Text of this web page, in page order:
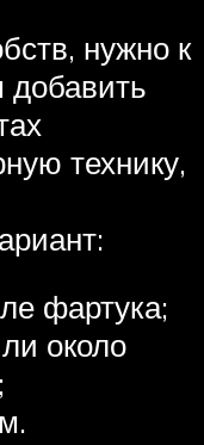
нужно к
технику,
фартука;
около